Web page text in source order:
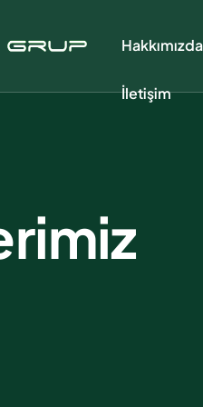
Hakkımızda
İletişim